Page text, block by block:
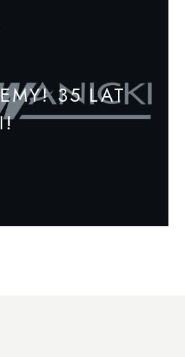
35 LAT